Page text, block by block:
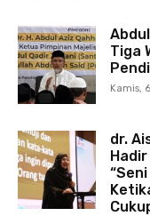
Tiga
Kamis,
dr.